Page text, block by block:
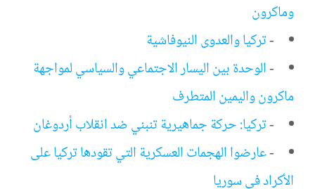
وماكرون
-تركيا والعدوى النيوفاشية
-الوحدة بين اليسار الاجتماعي والسياسي لمواجهة
ماكرون واليمين المتطرف
-تركيا: حركة جماهيرية تنبني ضد انقلاب أردوغان
-عارضوا الهجمات العسكرية التي تقودها تركيا على
الأكراد في سوريا